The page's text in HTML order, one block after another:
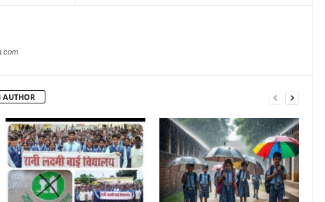
AUTHOR